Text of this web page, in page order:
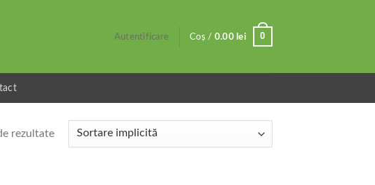
Autentificare Coș / 0.00 lei 0
rezultate